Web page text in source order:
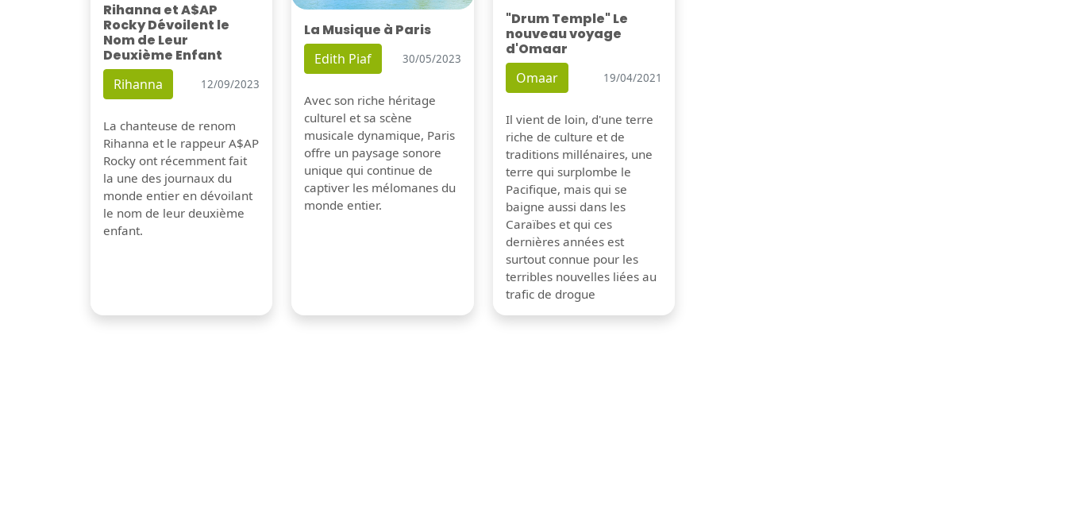
Rihanna et A$AP
Rocky Dévoilent le
Nom de Leur
Deuxième Enfant
Rihanna 12/09/2023
La chanteuse de renom
Rihanna et le rappeur A$AP
Rocky ont récemment fait
la une des journaux du
monde entier en dévoilant
le nom de leur deuxième
enfant.
La Musique à Paris
Edith Piaf 30/05/2023
Avec son riche héritage
culturel et sa scène
musicale dynamique, Paris
offre un paysage sonore
unique qui continue de
captiver les mélomanes du
monde entier.
"Drum Temple" Le
nouveau voyage
d'Omaar
Omaar 19/04/2021
Il vient de loin, d'une terre
riche de culture et de
traditions millénaires, une
terre qui surplombe le
Pacifique, mais qui se
baigne aussi dans les
Caraïbes et qui ces
dernières années est
surtout connue pour les
terribles nouvelles liées au
trafic de drogue